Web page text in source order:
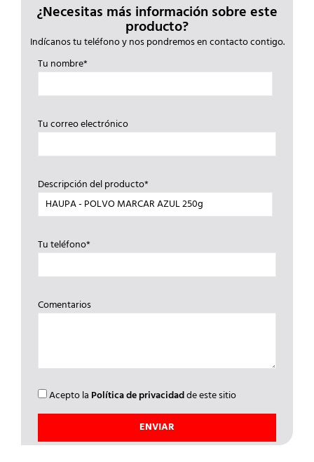
¿Necesitas más información sobre este
producto?
Indícanos tu teléfono y nos pondremos en contacto contigo.
Tu nombre*
Tu correo electrónico
Descripción del producto*
Tu teléfono*
Comentarios
Acepto la Política de privacidadde este sitio